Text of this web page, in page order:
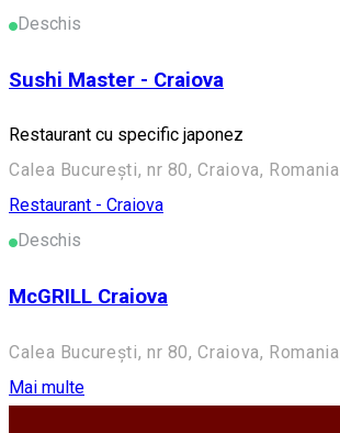
Deschis
Sushi Master - Craiova
Restaurant cu specific japonez
Calea București, nr 80, Craiova, Romania
Restaurant - Craiova
Deschis
McGRILL Craiova
Calea București, nr 80, Craiova, Romania
Mai multe